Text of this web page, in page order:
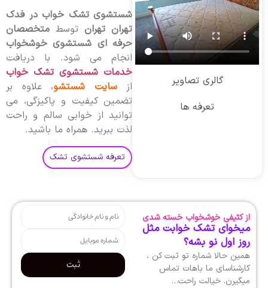
شستشوی تشک خواب در فدک
تهران تهرانتوسط متخصصان
حرفه ای شستشوی خوشخواب
انجام می شود. با دریافت
خدمات شستشوی تشک خواب
از
سایت شستشو، علاوه بر
تضمین کیفیت و پاکیزگی، می
توانید از خوابی سالم و راحت
لذت ببرید. همراه ما باشید.
تعرفه شستشوی تشک
گالری تصاویر
تعرفه ها
از کثیفی خوشخواب خسته شدی
میخوای تشک خوابت مثل
روز اول نو بشه؟
همین حالا شماره تو ثبت کن ،
کارشناسای ما باهات تماس
میگیرن. خیالت راحت…
ثبت